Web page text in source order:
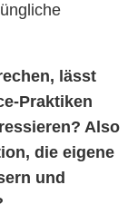
lässt
Praktiken
Also
die eigene
und